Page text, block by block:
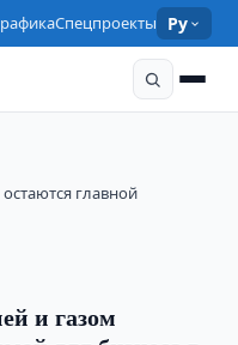
Спецпроекты Ру
главной
и газом